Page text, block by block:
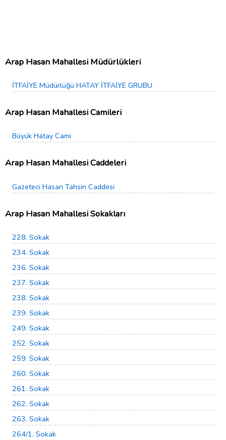
Arap Hasan Mahallesi Müdürlükleri
İTFAİYE Müdürlüğü HATAY İTFAİYE GRUBU
Arap Hasan Mahallesi Camileri
Büyük Hatay Cami
Arap Hasan Mahallesi Caddeleri
Gazeteci Hasan Tahsin Caddesi
Arap Hasan Mahallesi Sokakları
228. Sokak
234. Sokak
236. Sokak
237. Sokak
238. Sokak
239. Sokak
249. Sokak
252. Sokak
259. Sokak
260. Sokak
261. Sokak
262. Sokak
263. Sokak
264/1. Sokak